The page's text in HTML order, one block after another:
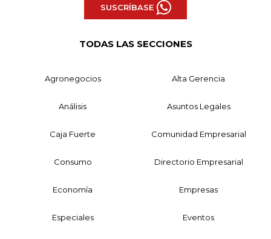
SUSCRÍBASE
TODAS LAS SECCIONES
Agronegocios Alta Gerencia
Análisis Asuntos Legales
Caja Fuerte Comunidad Empresarial
Consumo Directorio Empresarial
Economía Empresas
Especiales Eventos